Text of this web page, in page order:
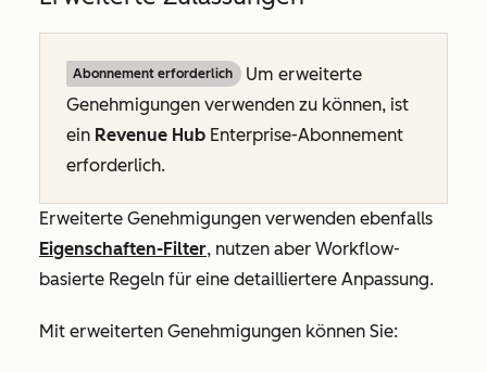
Abonnement erforderlich
Um erweiterte
Genehmigungen verwenden zu können, ist
ein Revenue Hub Enterprise-Abonnement
erforderlich.
Erweiterte Genehmigungen verwenden ebenfalls
Eigenschaften-Filter, nutzen aber Workflow-
basierte Regeln für eine detailliertere Anpassung.
Mit erweiterten Genehmigungen können Sie: